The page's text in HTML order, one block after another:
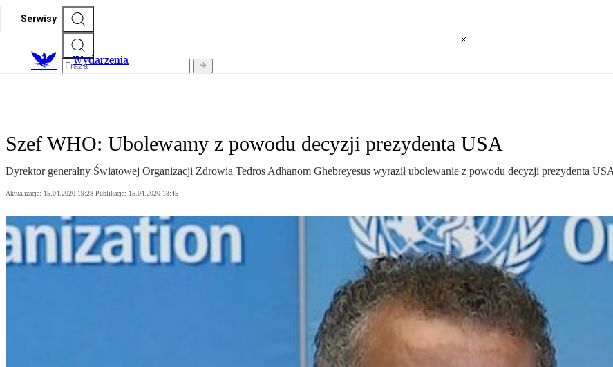
Serwisy
Wydarzenia
Szef WHO: Ubolewamy z powodu decyzji prezydenta USA
Dyrektor generalny Światowej Organizacji Zdrowia Tedros Adhanom Ghebreyesus wyraził ubolewanie z powodu decyzji prezydenta
Aktualizacja: 15.04.2020 19:28 Publikacja: 15.04.2020 18:45